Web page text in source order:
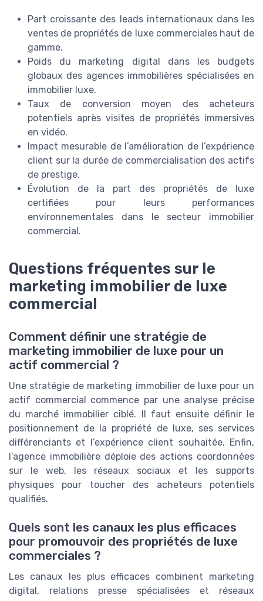
Part croissante des leads internationaux dans les
ventes de propriétés de luxe commerciales haut de
gamme.
Poids du marketing digital dans les budgets
globaux des agences immobilières spécialisées en
immobilier luxe.
Taux de conversion moyen des acheteurs
potentiels après visites de propriétés immersives
en vidéo.
Impact mesurable de l’amélioration de l’expérience
client sur la durée de commercialisation des actifs
de prestige.
Évolution de la part des propriétés de luxe
certifiées pour leurs performances
environnementales dans le secteur immobilier
commercial.
Questions fréquentes sur le
marketing immobilier de luxe
commercial
Comment définir une stratégie de
marketing immobilier de luxe pour un
actif commercial ?
Une stratégie de marketing immobilier de luxe pour un
actif commercial commence par une analyse précise
du marché immobilier ciblé. Il faut ensuite définir le
positionnement de la propriété de luxe, ses services
différenciants et l’expérience client souhaitée. Enfin,
l’agence immobilière déploie des actions coordonnées
sur le web, les réseaux sociaux et les supports
physiques pour toucher des acheteurs potentiels
qualifiés.
Quels sont les canaux les plus efficaces
pour promouvoir des propriétés de luxe
commerciales ?
Les canaux les plus efficaces combinent marketing
digital, relations presse spécialisées et réseaux